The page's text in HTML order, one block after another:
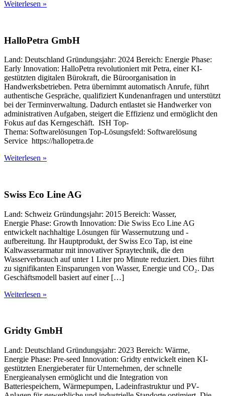
Weiterlesen »
HalloPetra GmbH
Land: Deutschland Gründungsjahr: 2024 Bereich: Energie Phase:
Early Innovation: HalloPetra revolutioniert mit Petra, einer KI-
gestützten digitalen Bürokraft, die Büroorganisation in
Handwerksbetrieben. Petra übernimmt automatisch Anrufe, führt
authentische Gespräche, qualifiziert Kundenanfragen und unterstützt
bei der Terminverwaltung. Dadurch entlastet sie Handwerker von
administrativen Aufgaben, steigert die Effizienz und ermöglicht den
Fokus auf das Kerngeschäft. ISH Top-
Thema: Softwarelösungen Top-Lösungsfeld: Softwarelösung
Service https://hallopetra.de
Weiterlesen »
Swiss Eco Line AG
Land: Schweiz Gründungsjahr: 2015 Bereich: Wasser,
Energie Phase: Growth Innovation: Die Swiss Eco Line AG
entwickelt nachhaltige Lösungen für Wassernutzung und -
aufbereitung. Ihr Hauptprodukt, der Swiss Eco Tap, ist eine
Kaltwasserarmatur mit innovativer Spraytechnik, die den
Wasserverbrauch auf unter 1 Liter pro Minute reduziert. Dies führt
zu signifikanten Einsparungen von Wasser, Energie und CO₂. Das
Geschäftsmodell basiert auf einer […]
Weiterlesen »
Gridty GmbH
Land: Deutschland Gründungsjahr: 2023 Bereich: Wärme,
Energie Phase: Pre-seed Innovation: Gridty entwickelt einen KI-
gestützten Energieberater für Unternehmen, der schnelle
Energieanalysen ermöglicht und die Integration von
Batteriespeichern, Wärmepumpen, Ladeinfrastruktur und PV-